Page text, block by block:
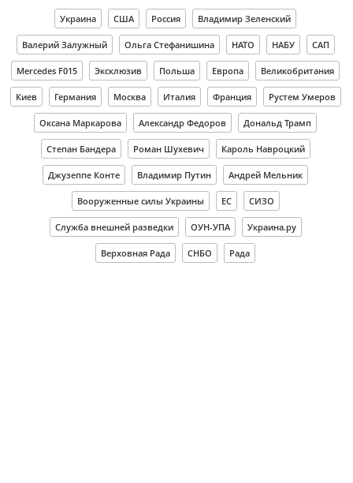
Украина США Россия Владимир Зеленский
Валерий Залужный Ольга Стефанишина НАТО НАБУ САП
Mercedes F015 Эксклюзив Польша Европа Великобритания
Киев Германия Москва Италия Франция Рустем Умеров
Оксана Маркарова Александр Федоров Дональд Трамп
Степан Бандера Роман Шухевич Кароль Навроцкий
Джузеппе Конте Владимир Путин Андрей Мельник
Вооруженные силы Украины ЕС СИЗО
Служба внешней разведки ОУН-УПА Украина.ру
Верховная Рада СНБО Рада